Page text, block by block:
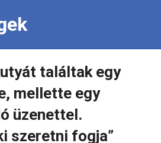
találtak egy
mellette egy
üzenettel.
szeretni fogja”